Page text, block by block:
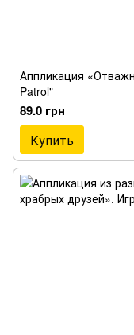
Аппликация
Patrol"
89.0 грн
Купить